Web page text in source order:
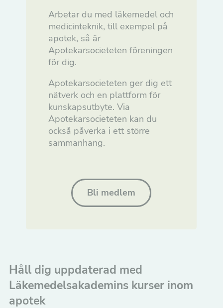
Arbetar du med läkemedel och
medicinteknik, till exempel på
apotek, så är
Apotekarsocieteten föreningen
för dig.
Apotekarsocieteten ger dig ett
nätverk och en plattform för
kunskapsutbyte. Via
Apotekarsocieteten kan du
också påverka i ett större
sammanhang.
Bli medlem
Håll dig uppdaterad med
Läkemedelsakademins kurser inom
apotek